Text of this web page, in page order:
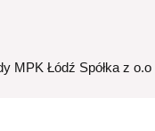
MPK Łódź Spółka z o.o